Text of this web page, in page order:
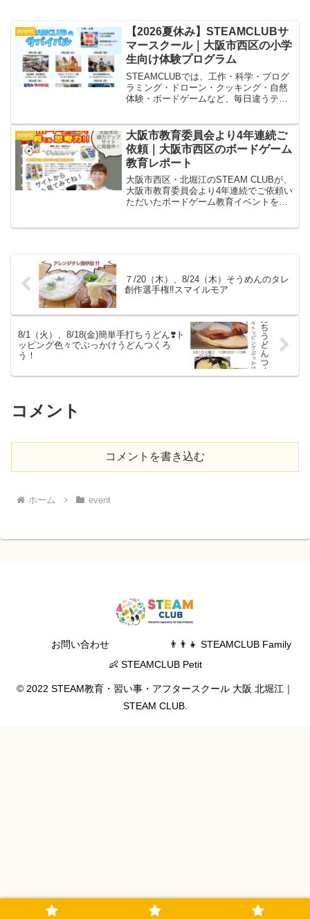
event
【2026夏休み】STEAMCLUBサ
マースクール｜大阪市西区の小学
生向け体験プログラム
STEAMCLUBでは、工作・科学・プログ
ラミング・ドローン・クッキング・自然
体験・ボードゲームなど、毎日違うテー
ぴったりな工作や実験、仲間と協力する
チャレンジ企画、社会や自然を学ぶおで
かけイベントなど、子どもたちの好奇心
を刺激するプログラムをたくさんご用意
しています。
event
大阪市教育委員会より4年連続ご
依頼｜大阪市西区のボードゲーム
教育レポート
大阪市西区・北堀江のSTEAM CLUBが、
大阪市教育委員会より4年連続でご依頼い
ただいたボードゲーム教育イベントをレ
７/20（木）、8/24（木）そうめんのタレ
創作選手権‼️スマイルモア
8/1（火）、8/18(金)簡単手打ちうどん❣️ト
ッピング色々でぶっかけうどんつくろ
う！
コメント
コメントを書き込む
ホーム event
お問い合わせ
👨‍👨‍👧 STEAMCLUB Family
👶 STEAMCLUB Petit
© 2022 STEAM教育・習い事・アフタースクール 大阪 北堀江｜
STEAM CLUB.